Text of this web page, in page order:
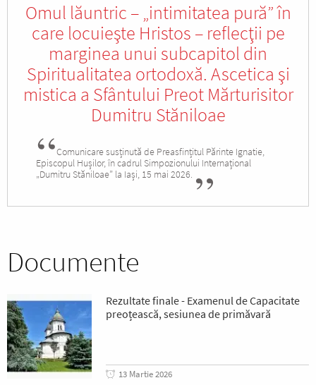
Omul lăuntric – „intimitatea pură” în
care locuieşte Hristos – reflecţii pe
marginea unui subcapitol din
Spiritualitatea ortodoxă. Ascetica şi
mistica a Sfântului Preot Mărturisitor
Dumitru Stăniloae
Comunicare susținută de Preasfințitul Părinte Ignatie,
Episcopul Hușilor, în cadrul Simpozionului Internațional
„Dumitru Stăniloae” la Iași, 15 mai 2026.
Documente
Rezultate finale - Examenul de Capacitate
preoțească, sesiunea de primăvară
13 Martie 2026